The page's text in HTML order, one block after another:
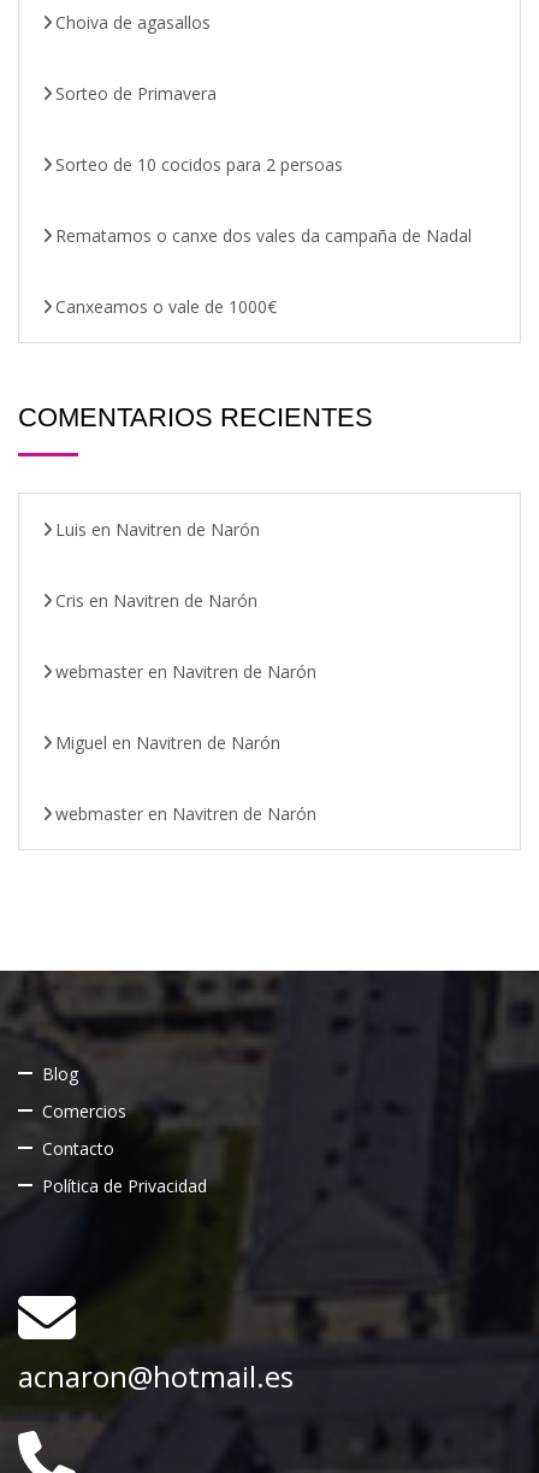
Choiva de agasallos
Sorteo de Primavera
Sorteo de 10 cocidos para 2 persoas
Rematamos o canxe dos vales da campaña de Nadal
Canxeamos o vale de 1000€
COMENTARIOS RECIENTES
Luis en Navitren de Narón
Cris en Navitren de Narón
webmaster en Navitren de Narón
Miguel en Navitren de Narón
webmaster en Navitren de Narón
Blog
Comercios
Contacto
Política de Privacidad
acnaron@hotmail.es